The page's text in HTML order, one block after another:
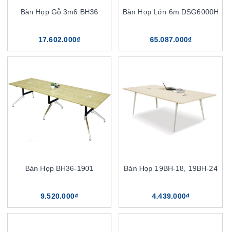
Bàn Họp Gỗ 3m6 BH36
17.602.000₫
Bàn Họp Lớn 6m DSG6000H
65.087.000₫
Bàn Họp BH36-1901
9.520.000₫
Bàn Họp 19BH-18, 19BH-24
4.439.000₫